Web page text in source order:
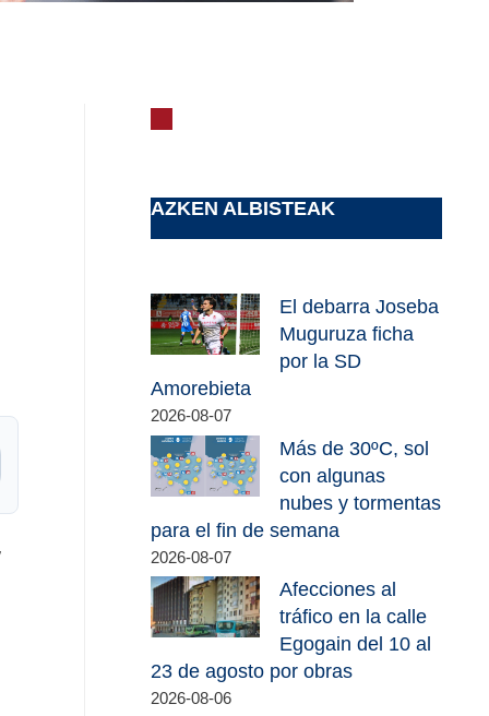
AZKEN ALBISTEAK
El debarra Joseba
Muguruza ficha
por la SD
Amorebieta
2026-08-07
Más de 30ºC, sol
con algunas
nubes y tormentas
para el fin de semana
2026-08-07
Afecciones al
tráfico en la calle
Egogain del 10 al
23 de agosto por obras
2026-08-06